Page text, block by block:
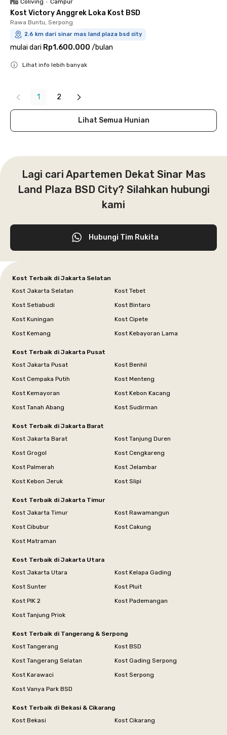
Coliving • Campur
Kost Victory Anggrek Loka Kost BSD
Rawa Buntu, Serpong
2.6 km dari sinar mas land plaza bsd city
mulai dari Rp1.600.000 /bulan
Lihat info lebih banyak
1 2
Lihat Semua Hunian
Lagi cari Apartemen Dekat Sinar Mas
Land Plaza BSD City? Silahkan hubungi
kami
Hubungi Tim Rukita
Kost Terbaik di Jakarta Selatan
Kost Jakarta Selatan
Kost Tebet
Kost Setiabudi
Kost Bintaro
Kost Kuningan
Kost Cipete
Kost Kemang
Kost Kebayoran Lama
Kost Terbaik di Jakarta Pusat
Kost Jakarta Pusat
Kost Benhil
Kost Cempaka Putih
Kost Menteng
Kost Kemayoran
Kost Kebon Kacang
Kost Tanah Abang
Kost Sudirman
Kost Terbaik di Jakarta Barat
Kost Jakarta Barat
Kost Tanjung Duren
Kost Grogol
Kost Cengkareng
Kost Palmerah
Kost Jelambar
Kost Kebon Jeruk
Kost Slipi
Kost Terbaik di Jakarta Timur
Kost Jakarta Timur
Kost Rawamangun
Kost Cibubur
Kost Cakung
Kost Matraman
Kost Terbaik di Jakarta Utara
Kost Jakarta Utara
Kost Kelapa Gading
Kost Sunter
Kost Pluit
Kost PIK 2
Kost Pademangan
Kost Tanjung Priok
Kost Terbaik di Tangerang & Serpong
Kost Tangerang
Kost BSD
Kost Tangerang Selatan
Kost Gading Serpong
Kost Karawaci
Kost Serpong
Kost Vanya Park BSD
Kost Terbaik di Bekasi & Cikarang
Kost Bekasi
Kost Cikarang